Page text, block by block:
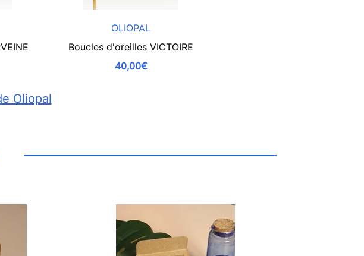
OLIOPAL
Boucles d'oreilles VICTOIRE
40,00€
Oliopal